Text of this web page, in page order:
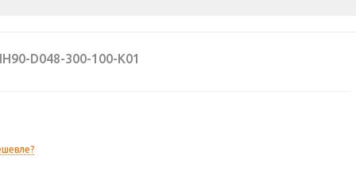
D048-300-100-K01